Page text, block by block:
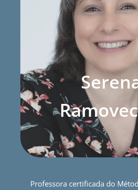
Professora certificada do